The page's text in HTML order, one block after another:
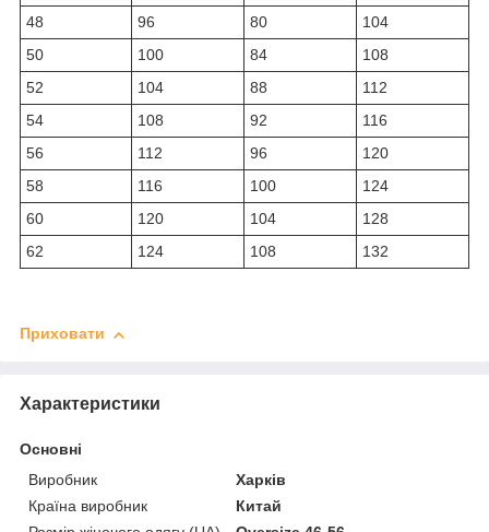
48
96 80
104
50
100 84
108
52
104 88
112
54
108 92
116
56
112 96
120
58
116 100
124
60
120 104
128
62
124 108 132
Приховати
Характеристики
Основні
Виробник
Харків
Країна виробник
Китай